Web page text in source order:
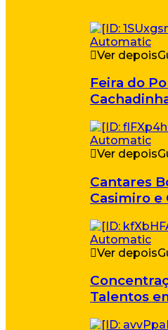
Ver depois
Feira do
Ver depois
Cantares
Casimiro e
Ver depois
Talentos